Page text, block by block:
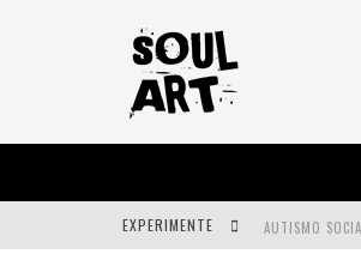
EXPERIMENTE